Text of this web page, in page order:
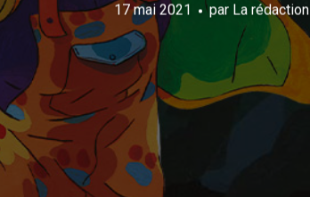
17 mai 2021 par La rédaction